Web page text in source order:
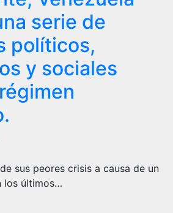
serie de
políticos,
y sociales
sus peores crisis a causa de un
los últimos…